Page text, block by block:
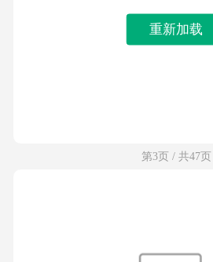
重新加载
第3页 / 共47页